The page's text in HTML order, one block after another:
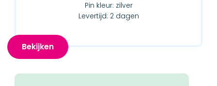
Pin kleur: zilver
Levertijd: 2 dagen
Bekijken